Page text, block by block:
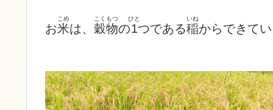
お米
こめ
は、 穀物
こくもつ
の1
ひと
つである稲
いね
からできて